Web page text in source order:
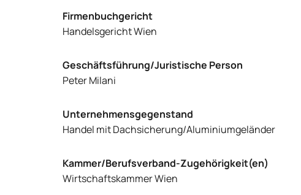
Firmenbuchgericht
Handelsgericht Wien
Geschäftsführung/Juristische Person
Peter Milani
Unternehmensgegenstand
Handel mit Dachsicherung/Aluminiumgeländer
Kammer/Berufsverband-Zugehörigkeit(en)
Wirtschaftskammer Wien